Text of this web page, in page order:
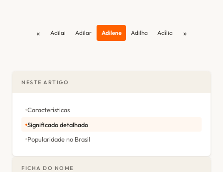
« Adilai Adilar Adilene Adilha Adília »
NESTE ARTIGO
Características
Significado detalhado
Popularidade no Brasil
FICHA DO NOME